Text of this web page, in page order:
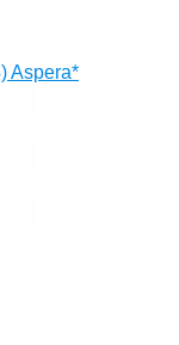
Aspera*